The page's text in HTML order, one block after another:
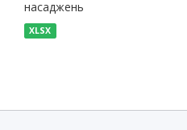
насаджень
XLSX